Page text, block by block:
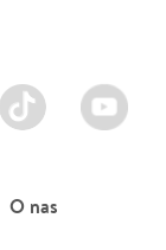
TikTok Youtube
O nas